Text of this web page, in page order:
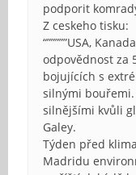
podporit
Z ceskeho tisku:
“”””””USA,
odpovědnost za
bojujících s
silnými bouřemi.
silnějšími kvůli
Galey.
Týden před
Madridu